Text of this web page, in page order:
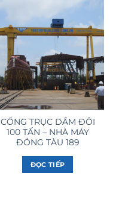
CỔNG TRỤC DẦM ĐÔI
100 TẤN – NHÀ MÁY
ĐÓNG TÀU 189
ĐỌC TIẾP